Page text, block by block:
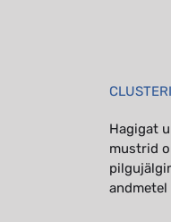
Hagigat
mustrid